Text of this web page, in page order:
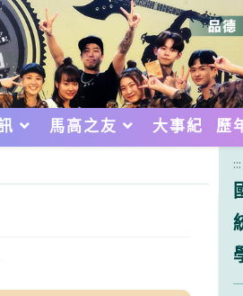
馬高之友 大事紀 歷
:::